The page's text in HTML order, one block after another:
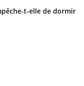
t-elle de dormir